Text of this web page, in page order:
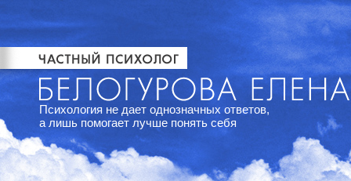
Психология не дает однозначных ответов,
а лишь помогает лучше понять себя